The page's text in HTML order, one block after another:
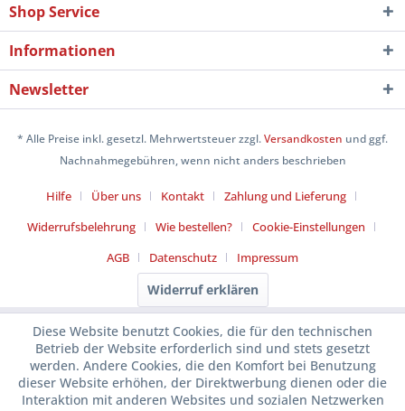
Shop Service
Informationen
Newsletter
* Alle Preise inkl. gesetzl. Mehrwertsteuer zzgl.Versandkosten und ggf.
Nachnahmegebühren, wenn nicht anders beschrieben
Hilfe Über uns Kontakt
Zahlung und Lieferung
Widerrufsbelehrung
Wie bestellen?
Cookie-Einstellungen
AGB
Datenschutz Impressum
Widerruf erklären
Diese Website benutzt Cookies, die für den technischen
Betrieb der Website erforderlich sind und stets gesetzt
werden. Andere Cookies, die den Komfort bei Benutzung
dieser Website erhöhen, der Direktwerbung dienen oder die
Interaktion mit anderen Websites und sozialen Netzwerken